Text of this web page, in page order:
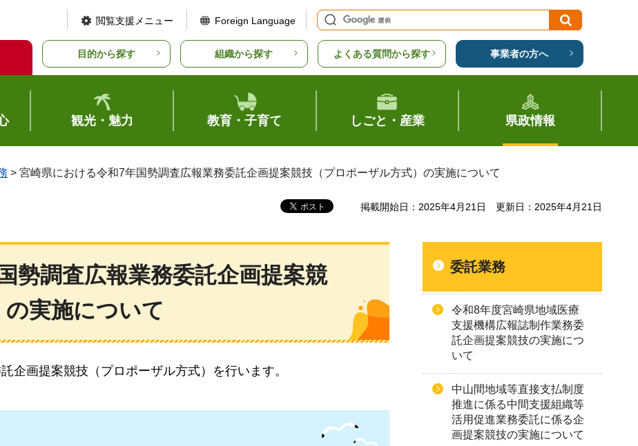
閲覧支援メニュー Foreign Language
目的から探す 組織から探す よくある質問から探す 事業者の方へ
観光・魅力 教育・子育て しごと・産業 県政情報
> 宮崎県における令和7年国勢調査広報業務委託企画提案競技（プロポーザル方式）の実施について
掲載開始日：2025年4月21日 更新日：2025年4月21日
勢調査広報業務委託企画提案競
実施について
企画提案競技（プロポーザル方式）を行います。
委託業務
令和8年度宮崎県地域医療
支援機構広報誌制作業務委
託企画提案競技の実施につ
いて
中山間地域等直接支払制度
推進に係る中間支援組織等
活用促進業務委託に係る企
画提案競技の実施について